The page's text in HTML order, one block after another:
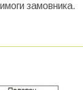
замовника.